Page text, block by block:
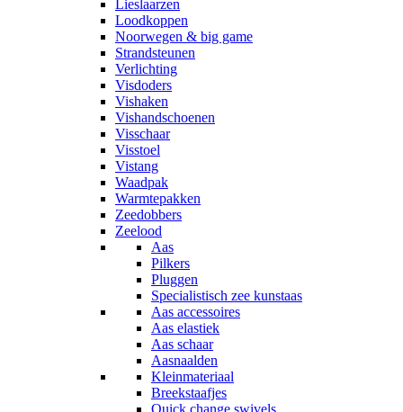
Lieslaarzen
Loodkoppen
Noorwegen & big game
Strandsteunen
Verlichting
Visdoders
Vishaken
Vishandschoenen
Visschaar
Visstoel
Vistang
Waadpak
Warmtepakken
Zeedobbers
Zeelood
Aas
Pilkers
Pluggen
Specialistisch zee kunstaas
Aas accessoires
Aas elastiek
Aas schaar
Aasnaalden
Kleinmateriaal
Breekstaafjes
Quick change swivels